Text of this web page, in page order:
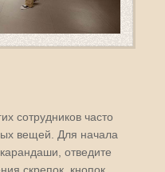
сотрудников часто
вещей. Для начала
отведите